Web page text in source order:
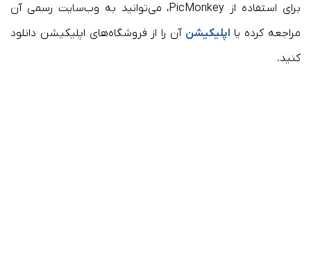
برای استفاده از PicMonkey، می‌توانید به وب‌سایت رسمی آن
مراجعه کرده یا اپلیکیشن آن را از فروشگاه‌های اپلیکیشن دانلود
کنید.​